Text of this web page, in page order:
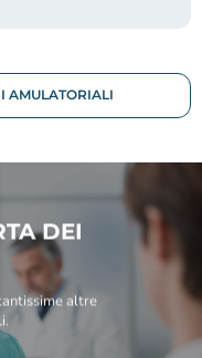
AMULATORIALI
DEI
altre